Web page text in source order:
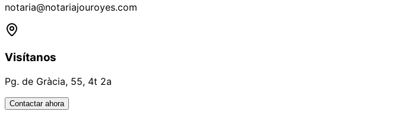
notaria@notariajouroyes.com
Visítanos
Pg. de Gràcia, 55, 4t 2a
Contactar ahora